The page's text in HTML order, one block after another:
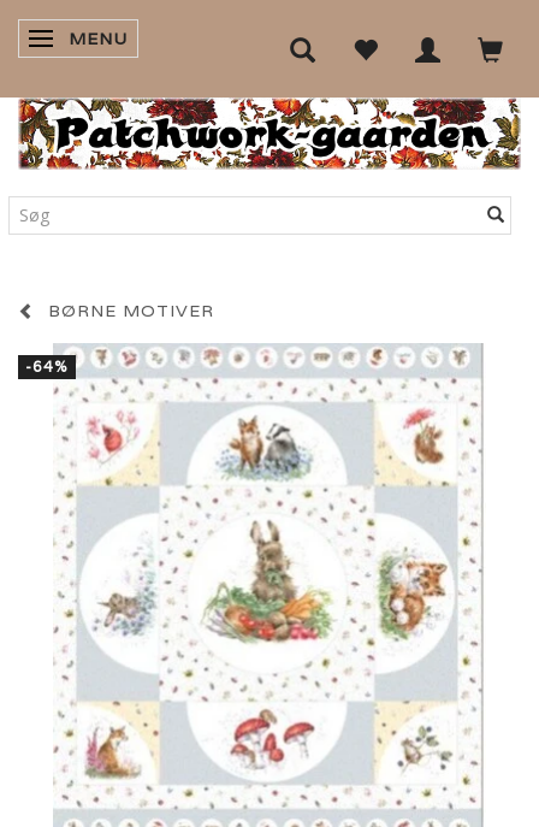
SKIFTE NAVIGATION
MENU
BØRNE MOTIVER
-64%